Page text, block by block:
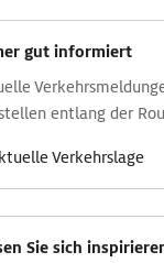
gut informiert
entlang der
Verkehrs­lage
Sie sich